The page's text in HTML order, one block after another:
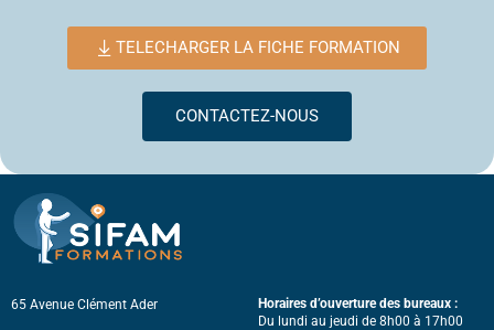
TELECHARGER LA FICHE FORMATION
CONTACTEZ-NOUS
65 Avenue Clément Ader
Horaires d’ouverture des bureaux :
Du lundi au jeudi de 8h00 à 17h00